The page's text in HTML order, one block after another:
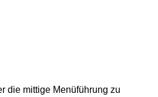
die mittige Menüführung zu